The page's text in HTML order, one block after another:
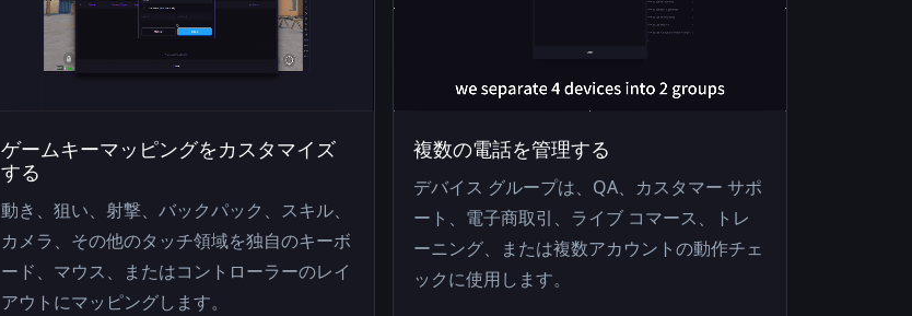
ゲームキーマッピングをカスタマイズ
する
動き、狙い、射撃、バックパック、スキル、
カメラ、その他のタッチ領域を独自のキーボ
ード、マウス、またはコントローラーのレイ
アウトにマッピングします。
複数の電話を管理する
デバイス グループは、QA、カスタマー サポ
ート、電子商取引、ライブ コマース、トレ
ーニング、または複数アカウントの動作チェ
ックに使用します。